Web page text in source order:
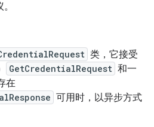
类，它接受
GetCredentialRequest 和一
在
可用时，以异步方式